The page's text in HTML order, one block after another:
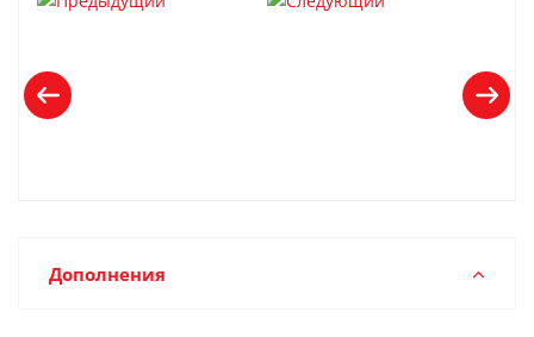
Дополнения